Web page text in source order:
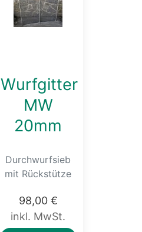
Wurfgitter
MW
20mm
Durchwurfsieb
mit Rückstütze
98,00 €
inkl. MwSt.